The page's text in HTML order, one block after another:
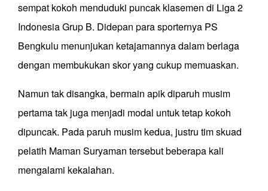
sempat kokoh menduduki puncak klasemen di Liga 2
Indonesia Grup B. Didepan para sporternya PS
Bengkulu menunjukan ketajamannya dalam berlaga
dengan membukukan skor yang cukup memuaskan.
Namun tak disangka, bermain apik diparuh musim
pertama tak juga menjadi modal untuk tetap kokoh
dipuncak. Pada paruh musim kedua, justru tim skuad
pelatih Maman Suryaman tersebut beberapa kali
mengalami kekalahan.